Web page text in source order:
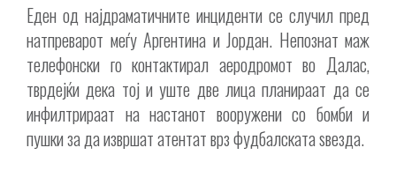
Еден од најдраматичните инциденти се случил пред
натпреварот меѓу Аргентина и Јордан. Непознат маж
телефонски го контактирал аеродромот во Далас,
тврдејќи дека тој и уште две лица планираат да се
инфилтрираат на настанот вооружени со бомби и
пушки за да извршат атентат врз фудбалската ѕвезда.